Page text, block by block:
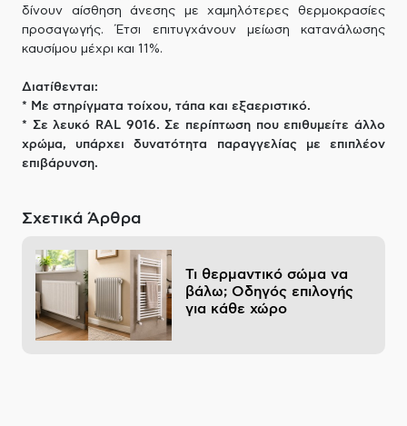
δίνουν αίσθηση άνεσης με χαμηλότερες θερμοκρασίες
προσαγωγής. Έτσι επιτυγχάνουν μείωση κατανάλωσης
καυσίμου μέχρι και 11%.
Διατίθενται:
* Με στηρίγματα τοίχου, τάπα και εξαεριστικό.
* Σε λευκό RAL 9016. Σε περίπτωση που επιθυμείτε άλλο
χρώμα, υπάρχει δυνατότητα παραγγελίας με επιπλέον
επιβάρυνση.
Σχετικά Άρθρα
Τι θερμαντικό σώμα να
βάλω; Οδηγός επιλογής
για κάθε χώρο